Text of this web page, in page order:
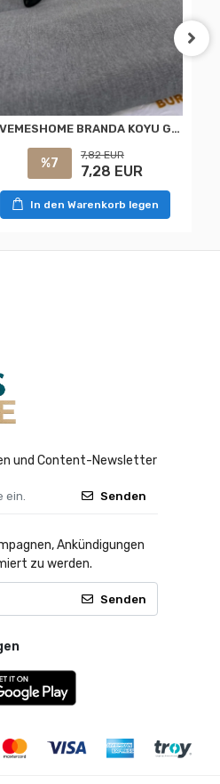
NİVEMESHOME BRANDA KOYU GRİ BALKON PERDESİ
%7
7,82 EUR
7,28 EUR
In den Warenkorb legen
und Content-Newsletter
Senden
Ankündigungen
zu werden.
Senden